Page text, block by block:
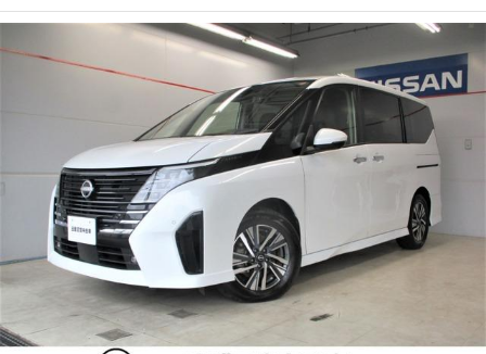
ビューモニター、ＥＴＣ、ドライブレコーダー前後カメラ、ＵＳＢ
充電端子【防錆未施工】（沖縄県）